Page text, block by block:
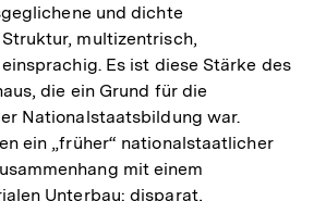
und dichte
multizentrisch,
Es ist diese Stärke des
die ein Grund für die
Nationalstaatsbildung war.
ein „früher“ nationalstaatlicher
mit einem
Unterbau: disparat,